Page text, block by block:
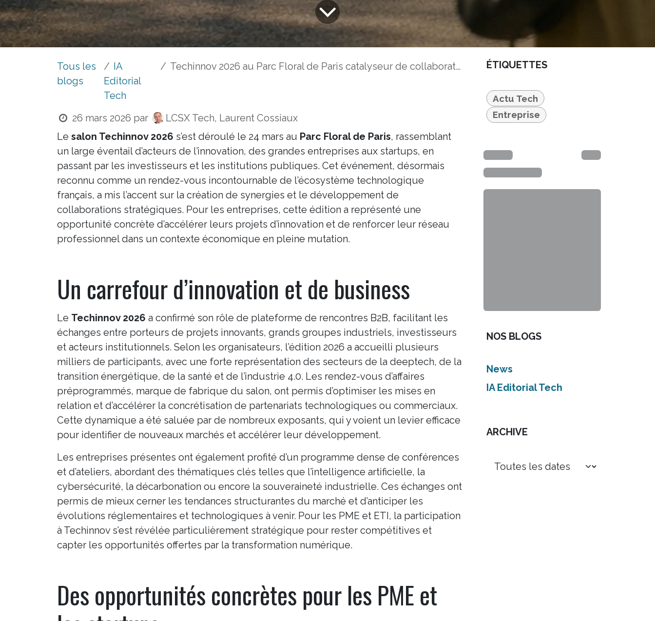
Tous les
blogs
IA
Editorial
Tech
Techinnov 2026 au Parc Floral de Paris catalyseur de collaborations et d’innovation pour les entreprises
26 mars 2026 par
LCSX Tech, Laurent Cossiaux
Le salon Techinnov 2026 s’est déroulé le 24 mars au Parc Floral de Paris, rassemblant
un large éventail d’acteurs de l’innovation, des grandes entreprises aux startups, en
passant par les investisseurs et les institutions publiques. Cet événement, désormais
reconnu comme un rendez-vous incontournable de l’écosystème technologique
français, a mis l’accent sur la création de synergies et le développement de
collaborations stratégiques. Pour les entreprises, cette édition a représenté une
opportunité concrète d’accélérer leurs projets d’innovation et de renforcer leur réseau
professionnel dans un contexte économique en pleine mutation.
Un carrefour d’innovation et de business
Le Techinnov 2026 a confirmé son rôle de plateforme de rencontres B2B, facilitant les
échanges entre porteurs de projets innovants, grands groupes industriels, investisseurs
et acteurs institutionnels. Selon les organisateurs, l’édition 2026 a accueilli plusieurs
milliers de participants, avec une forte représentation des secteurs de la deeptech, de la
transition énergétique, de la santé et de l’industrie 4.0. Les rendez-vous d’affaires
préprogrammés, marque de fabrique du salon, ont permis d’optimiser les mises en
relation et d’accélérer la concrétisation de partenariats technologiques ou commerciaux.
Cette dynamique a été saluée par de nombreux exposants, qui y voient un levier efficace
pour identifier de nouveaux marchés et accélérer leur développement.
Les entreprises présentes ont également profité d’un programme dense de conférences
et d’ateliers, abordant des thématiques clés telles que l’intelligence artificielle, la
cybersécurité, la décarbonation ou encore la souveraineté industrielle. Ces échanges ont
permis de mieux cerner les tendances structurantes du marché et d’anticiper les
évolutions réglementaires et technologiques à venir. Pour les PME et ETI, la participation
à Techinnov s’est révélée particulièrement stratégique pour rester compétitives et
capter les opportunités offertes par la transformation numérique.
Des opportunités concrètes pour les PME et
ÉTIQUETTES
Actu Tech
Entreprise
NOS BLOGS
News
IA Editorial Tech
ARCHIVE